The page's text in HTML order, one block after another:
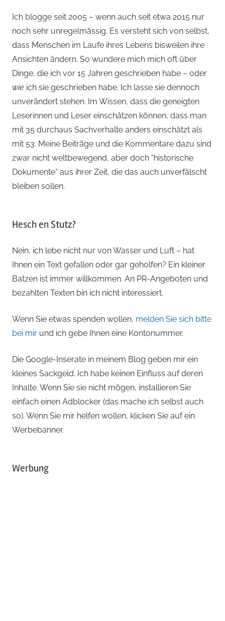
Ich blogge seit 2005 – wenn auch seit etwa 2015 nur
noch sehr unregelmässig. Es versteht sich von selbst,
dass Menschen im Laufe ihres Lebens bisweilen ihre
Ansichten ändern. So wundere mich mich oft über
Dinge, die ich vor 15 Jahren geschrieben habe – oder
wie ich sie geschrieben habe. Ich lasse sie dennoch
unverändert stehen. Im Wissen, dass die geneigten
Leserinnen und Leser einschätzen können, dass man
mit 35 durchaus Sachverhalte anders einschätzt als
mit 53. Meine Beiträge und die Kommentare dazu sind
zwar nicht weltbewegend, aber doch “historische
Dokumente” aus ihrer Zeit, die das auch unverfälscht
bleiben sollen.
Hesch en Stutz?
Nein, ich lebe nicht nur von Wasser und Luft – hat
Ihnen ein Text gefallen oder gar geholfen? Ein kleiner
Batzen ist immer willkommen. An PR-Angeboten und
bezahlten Texten bin ich nicht interessiert.
Wenn Sie etwas spenden wollen, melden Sie sich bitte
bei mir und ich gebe Ihnen eine Kontonummer.
Die Google-Inserate in meinem Blog geben mir ein
kleines Sackgeld. Ich habe keinen Einfluss auf deren
Inhalte. Wenn Sie sie nicht mögen, installieren Sie
einfach einen Adblocker (das mache ich selbst auch
so). Wenn Sie mir helfen wollen, klicken Sie auf ein
Werbebanner.
Werbung